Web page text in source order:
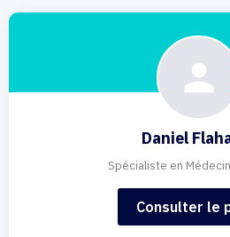
Daniel
Spécialiste en
Consulter le